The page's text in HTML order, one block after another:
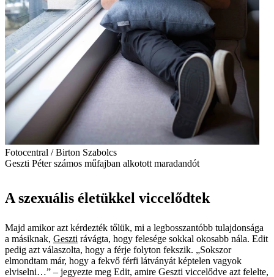
Fotocentral / Birton Szabolcs
Geszti Péter számos műfajban alkotott maradandót
A szexuális életükkel viccelődtek
Majd amikor azt kérdezték tőlük, mi a legbosszantóbb tulajdonsága
a másiknak, ­ Geszti rávágta, hogy felesége sokkal okosabb nála. Edit
pedig azt válaszolta, hogy a férje folyton fekszik. „Sokszor
elmondtam már, hogy a fekvő férfi látványát képtelen vagyok
elviselni…” – jegyezte meg Edit, amire Geszti viccelődve azt felelte,